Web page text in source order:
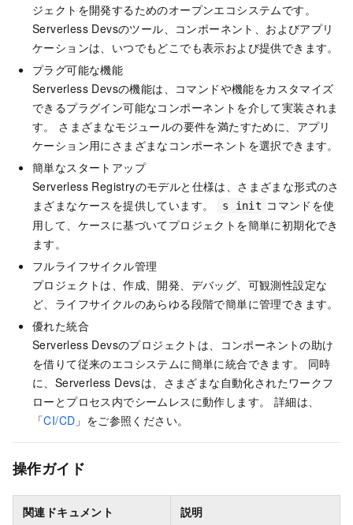
ジェクトを開発するためのオープンエコシステムです。
Serverless Devsのツール、コンポーネント、およびアプリ
ケーションは、いつでもどこでも表示および提供できます。
プラグ可能な機能
Serverless Devsの機能は、コマンドや機能をカスタマイズ
できるプラグイン可能なコンポーネントを介して実装されま
す。 さまざまなモジュールの要件を満たすために、アプリ
ケーション用にさまざまなコンポーネントを選択できます。
簡単なスタートアップ
Serverless Registryのモデルと仕様は、さまざまな形式のさ
まざまなケースを提供しています。
s init コマンドを使
用して、ケースに基づいてプロジェクトを簡単に初期化でき
ます。
フルライフサイクル管理
プロジェクトは、作成、開発、デバッグ、可観測性設定な
ど、ライフサイクルのあらゆる段階で簡単に管理できます。
優れた統合
Serverless Devsのプロジェクトは、コンポーネントの助け
を借りて従来のエコシステムに簡単に統合できます。 同時
に、Serverless Devsは、さまざまな自動化されたワークフ
ローとプロセス内でシームレスに動作します。 詳細は、
「CI/CD 」をご参照ください。
操作ガイド
関連ドキュメント 説明